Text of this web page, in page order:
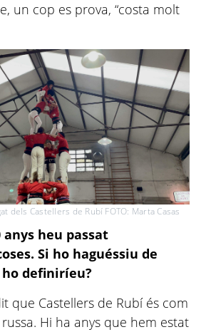
un cop es prova, “costa molt
dels Castellers de Rubí FOTO: Marta Casas
anys heu passat
Si ho haguéssiu de
definiríeu?
que Castellers de Rubí és com
Hi ha anys que hem estat